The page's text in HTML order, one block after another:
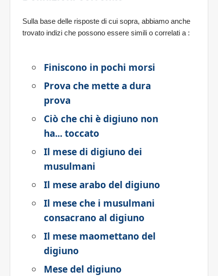
Sulla base delle risposte di cui sopra, abbiamo anche
trovato indizi che possono essere simili o correlati a :
Finiscono in pochi morsi
Prova che mette a dura
prova
Ciò che chi è digiuno non
ha... toccato
Il mese di digiuno dei
musulmani
Il mese arabo del digiuno
Il mese che i musulmani
consacrano al digiuno
Il mese maomettano del
digiuno
Mese del digiuno